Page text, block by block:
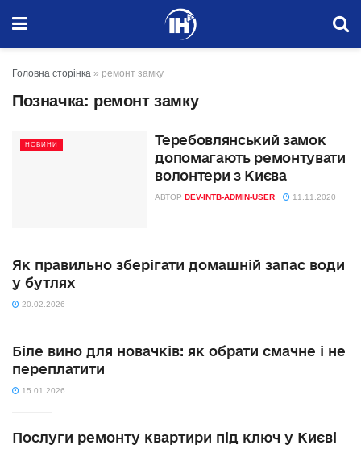
Головна сторінка » ремонт замку
Позначка: ремонт замку
НОВИНИ
Теребовлянський замок
допомагають ремонтувати
волонтери з Києва
АВТОР DEV-INTB-ADMIN-USER 11.11.2020
Як правильно зберігати домашній запас води
у бутлях
20.02.2026
Біле вино для новачків: як обрати смачне і не
переплатити
15.01.2026
Послуги ремонту квартири під ключ у Києві